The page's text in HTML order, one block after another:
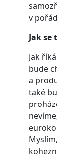
v
Jak se
Jak
bude
a
také